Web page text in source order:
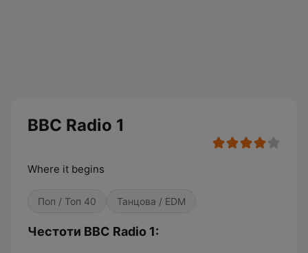
BBC Radio 1
Where it begins
Поп / Топ 40 Танцова / EDM
Честоти BBC Radio 1: